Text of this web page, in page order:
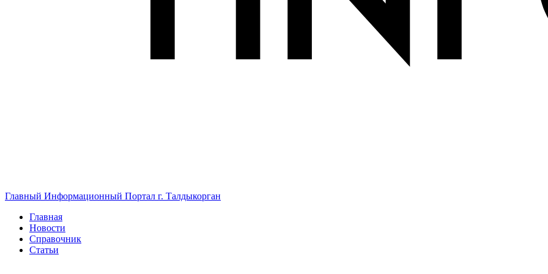
Главный Информационный Портал г. Талдыкорган
Главная
Новости
Справочник
Статьи